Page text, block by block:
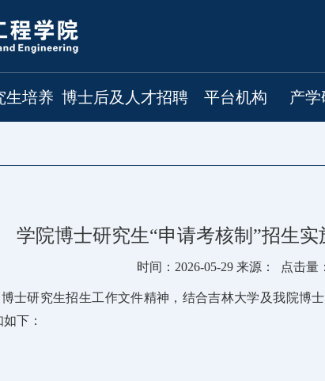
生培养 博士后及人才招聘 平台机构 产学
学院博士研究生“申请考核制”招生实
时间：2026-05-29 来源： 点击量：
士研究生招生工作文件精神，结合吉林大学及我院博
下：